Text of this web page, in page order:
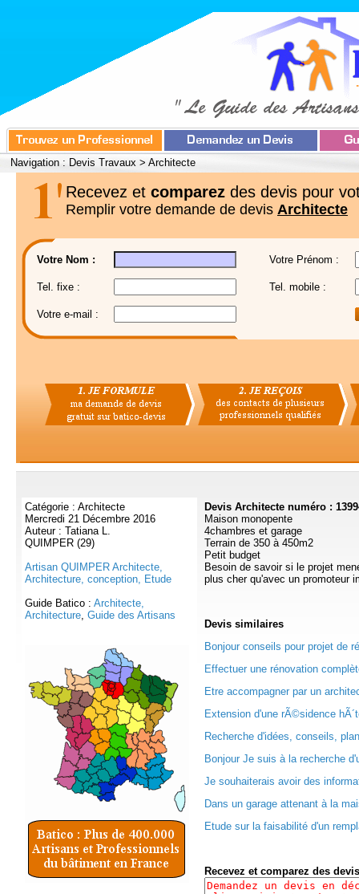
Navigation : Devis Travaux > Architecte
Recevez et comparez des devis pour
Remplir votre demande de devis Architecte
Votre Nom : Votre Prénom :
Tel. fixe : Tel. mobile :
Votre e-mail :
Catégorie : Architecte
Mercredi 21 Décembre 2016
Auteur : Tatiana L.
QUIMPER (29)
Artisan QUIMPER Architecte,
Architecture, conception, Etude
Guide Batico : Architecte,
Architecture, Guide des Artisans
Devis Architecte numéro :
Maison monopente
4chambres et garage
Terrain de 350 à 450m2
Petit budget
Besoin de savoir si le projet
plus cher qu'avec un promoteur
Devis similaires
Bonjour conseils pour projet de
Effectuer une rénovation
Etre accompagner par un
Extension d'une rÃ©sidence
Recherche d'idées, conseils,
Bonjour Je suis à la recherche
Je souhaiterais avoir des
Dans un garage attenant à la
Etude sur la faisabilité d'un
Recevez et comparez des